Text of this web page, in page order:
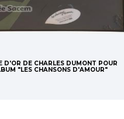
D'OR DE CHARLES DUMONT POUR
"LES CHANSONS D'AMOUR"